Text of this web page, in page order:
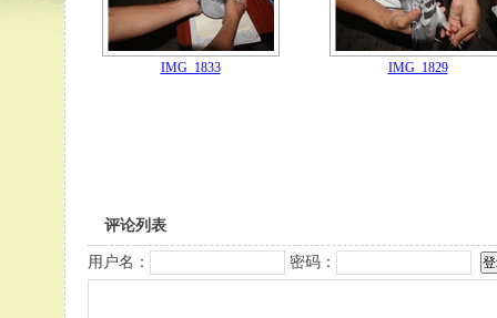
IMG_1833 IMG_1829
评论列表
用户名： 密码：